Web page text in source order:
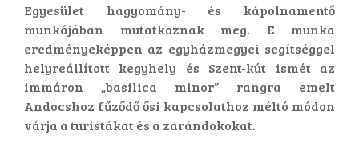
Egyesület hagyomány- és kápolnamentő
munkájában mutatkoznak meg. E munka
eredményeképpen az egyházmegyei segítséggel
helyreállított kegyhely és Szent-kút ismét az
immáron „basilica minor” rangra emelt
Andocshoz fűződő ősi kapcsolathoz méltó módon
várja a turistákat és a zarándokokat.